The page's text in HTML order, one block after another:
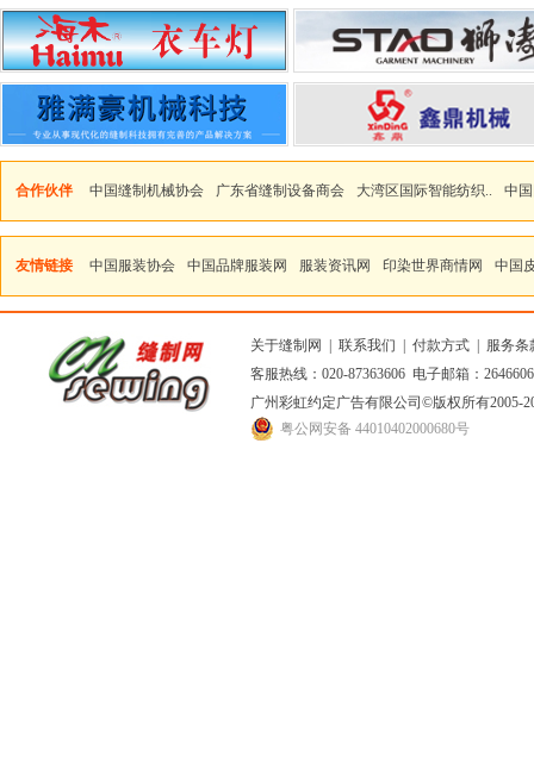
合作伙伴 中国缝制机械协会 广东省缝制设备商会 大湾区国际智能纺织.. 中
友情链接 中国服装协会 中国品牌服装网 服装资讯网 印染世界商情网 中国
关于缝制网 联系我们 付款方式
服务条
客服热线：020-87363606 电子邮箱：
广州彩虹约定广告有限公司 ©版权所有2005-
粤公网安备 44010402000680号